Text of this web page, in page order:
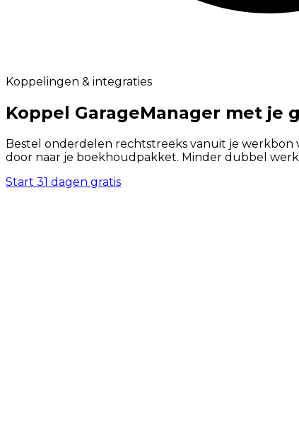
Koppelingen & integraties
Koppel GarageManager met je
Bestel onderdelen rechtstreeks vanuit je werkbon
door naar je boekhoudpakket. Minder dubbel
Start 31 dagen gratis